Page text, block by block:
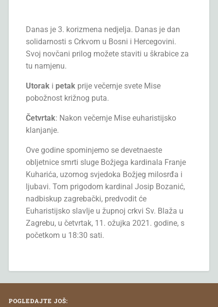
Danas je 3. korizmena nedjelja. Danas je dan
solidarnosti s Crkvom u Bosni i Hercegovini.
Svoj novčani prilog možete staviti u škrabice za
tu namjenu.
Utorak i petak prije večernje svete Mise
pobožnost križnog puta.
Četvrtak: Nakon večernje Mise euharistijsko
klanjanje.
Ove godine spominjemo se devetnaeste
obljetnice smrti sluge Božjega kardinala Franje
Kuharića, uzornog svjedoka Božjeg milosrđa i
ljubavi. Tom prigodom kardinal Josip Bozanić,
nadbiskup zagrebački, predvodit će
Euharistijsko slavlje u župnoj crkvi Sv. Blaža u
Zagrebu, u četvrtak, 11. ožujka 2021. godine, s
početkom u 18:30 sati.
POGLEDAJTE JOŠ: